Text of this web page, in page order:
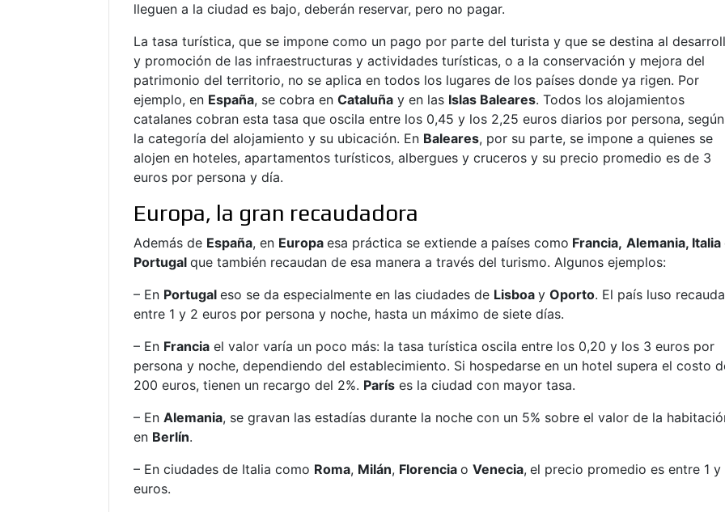
lleguen a la ciudad es bajo, deberán reservar, pero no pagar.
La tasa turística, que se impone como un pago por parte del turista y que se destina al
y promoción de las infraestructuras y actividades turísticas, o a la conservación y mejora del
patrimonio del territorio, no se aplica en todos los lugares de los países donde ya rigen. Por
ejemplo, en España, se cobra enCataluña y en las Islas Baleares. Todos los alojamientos
catalanes cobran esta tasa que oscila entre los 0,45 y los 2,25 euros diarios por persona, según
la categoría del alojamiento y su ubicación. En Baleares, por su parte, se impone a quienes se
alojen en hoteles, apartamentos turísticos, albergues y cruceros y su precio promedio es de 3
euros por persona y día.
Europa, la gran recaudadora
Además de España, en Europaesa práctica se extiende a países como Francia, Alemania, Italia
Portugalque también recaudan de esa manera a través del turismo. Algunos ejemplos:
– En Portugaleso se da especialmente en las ciudades de LisboayOporto. El país luso recauda
entre 1 y 2 euros por persona y noche, hasta un máximo de siete días.
– En Francia el valor varía un poco más: la tasa turística oscila entre los 0,20 y los 3 euros por
persona y noche, dependiendo del establecimiento. Si hospedarse en un hotel supera el costo
200 euros, tienen un recargo del 2%. París es la ciudad con mayor tasa.
– EnAlemania, se gravan las estadías durante la noche con un 5% sobre el valor de la
en Berlín.
– En ciudades de Italia como Roma, Milán, FlorenciaoVenecia, el precio promedio es entre 1 y
euros.